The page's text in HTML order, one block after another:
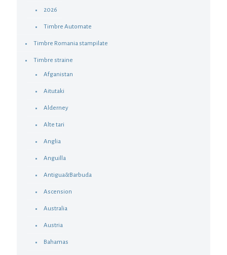
2026
Timbre Automate
Timbre Romania stampilate
Timbre straine
Afganistan
Aitutaki
Alderney
Alte tari
Anglia
Anguilla
Antigua&Barbuda
Ascension
Australia
Austria
Bahamas